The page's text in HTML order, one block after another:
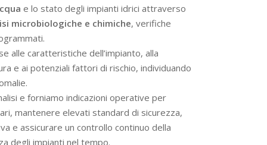
e lo stato degli impianti idrici attraverso
microbiologiche e chimiche, verifiche
alle caratteristiche dell’impianto, alla
e ai potenziali fattori di rischio, individuando
e forniamo indicazioni operative per
mantenere elevati standard di sicurezza,
e assicurare un controllo continuo della
degli impianti nel tempo.